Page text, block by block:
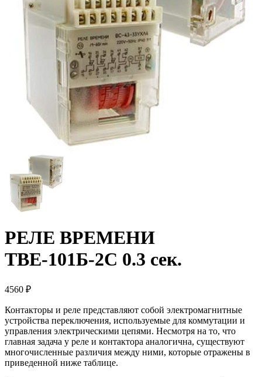
РЕЛЕ ВРЕМЕНИ
ТВЕ-101Б-2С 0.3 сек.
4560 ₽
Контакторы и реле представляют собой электромагнитные
устройства переключения, используемые для коммутации и
управления электрическими цепями. Несмотря на то, что
главная задача у реле и контактора аналогична, существуют
многочисленные различия между ними, которые отражены в
приведенной ниже таблице.